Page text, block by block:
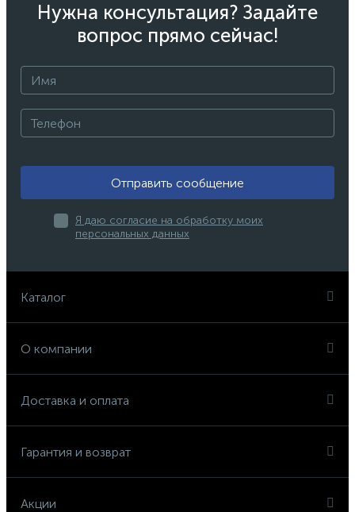
Нужна консультация? Задайте
вопрос прямо сейчас!
Отправить сообщение
Я даю согласие на обработку моих
персональных данных
Каталог
О компании
Доставка и оплата
Гарантия и возврат
Акции